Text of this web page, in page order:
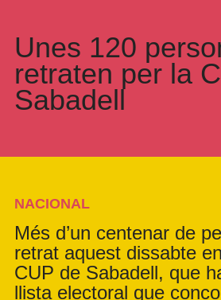
Unes 120
retraten per la
Sabadell
NACIONAL
Més d’un centenar de
retrat aquest dissabte
CUP de Sabadell, que
llista electoral que